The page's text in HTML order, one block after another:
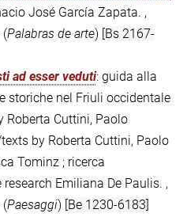
José García Zapata. ,
(Palabras de arte) [Bs 2167-
ad esser veduti: guida alla
storiche nel Friuli occidentale
Roberta Cuttini, Paolo
by Roberta Cuttini, Paolo
Tominz ; ricerca
Emiliana De Paulis. ,
(Paesaggi) [Be 1230-6183]